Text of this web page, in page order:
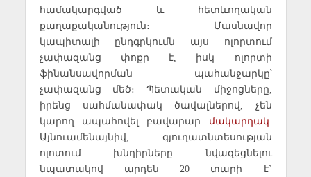
համակարգված և հետևողական
քաղաքականություն։ Մասնավոր
կապիտալի ընդգրկումն այս ոլորտում
չափազանց փոքր է, իսկ ոլորտի
ֆինանսավորման պահանջարկը՝
չափազանց մեծ։ Պետական միջոցները,
իրենց սահմանափակ ծավալներով, չեն
կարող ապահովել բավարար մակարդակ:
Այնուամենայնիվ, գյուղատնտեսության
ոլոտում խնդիրները նվազեցնելու
նպատակով արդեն 20 տարի է`